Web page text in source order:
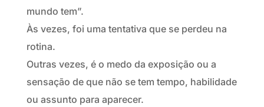
mundo tem”.
Às vezes, foi uma tentativa que se perdeu na
rotina.
Outras vezes, é o medo da exposição ou a
sensação de que não se tem tempo, habilidade
ou assunto para aparecer.